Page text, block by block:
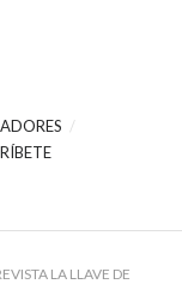
LA LLAVE DE